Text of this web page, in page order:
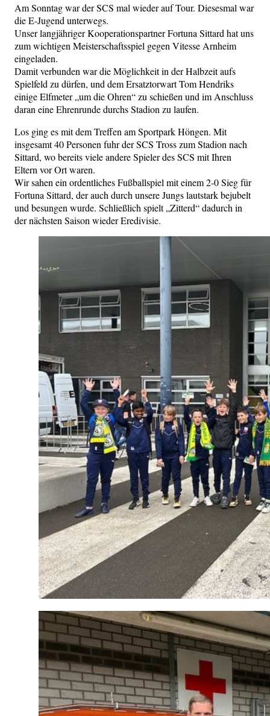
Am Sonntag war der SCS mal wieder auf Tour. Diesesmal war
die E-Jugend unterwegs.
Unser langjähriger Kooperationspartner Fortuna Sittard hat uns
zum wichtigen Meisterschaftsspiel gegen Vitesse Arnheim
eingeladen.
Damit verbunden war die Möglichkeit in der Halbzeit aufs
Spielfeld zu dürfen, und dem Ersatztorwart Tom Hendriks
einige Elfmeter „um die Ohren“ zu schießen und im Anschluss
daran eine Ehrenrunde durchs Stadion zu laufen.
Los ging es mit dem Treffen am Sportpark Höngen. Mit
insgesamt 40 Personen fuhr der SCS Tross zum Stadion nach
Sittard, wo bereits viele andere Spieler des SCS mit Ihren
Eltern vor Ort waren.
Wir sahen ein ordentliches Fußballspiel mit einem 2-0 Sieg für
Fortuna Sittard, der auch durch unsere Jungs lautstark bejubelt
und besungen wurde. Schließlich spielt „Zitterd“ dadurch in
der nächsten Saison wieder Eredivisie.